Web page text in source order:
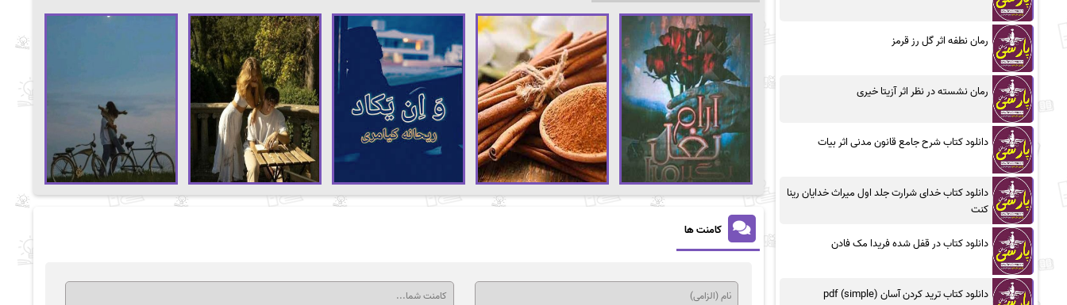
کامنت ها
رمان نطفه اثر گل رز قرمز
رمان نشسته در نظر اثر آزیتا خیری
دانلود کتاب شرح جامع قانون مدنی اثر بیات
دانلود کتاب خدای شرارت جلد اول میراث خدایان رینا
کنت
دانلود کتاب در قفل شده فریدا مک فادن
دانلود کتاب ترید کردن آسان (simple) pdf